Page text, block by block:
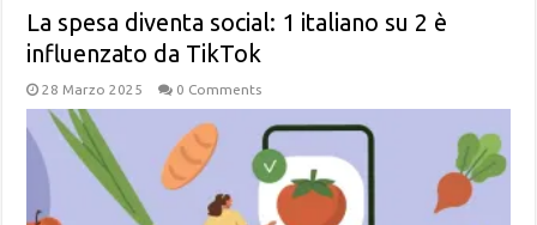
La spesa diventa social: 1 italiano su 2 è
influenzato da TikTok
28 Marzo 2025 0 Comments